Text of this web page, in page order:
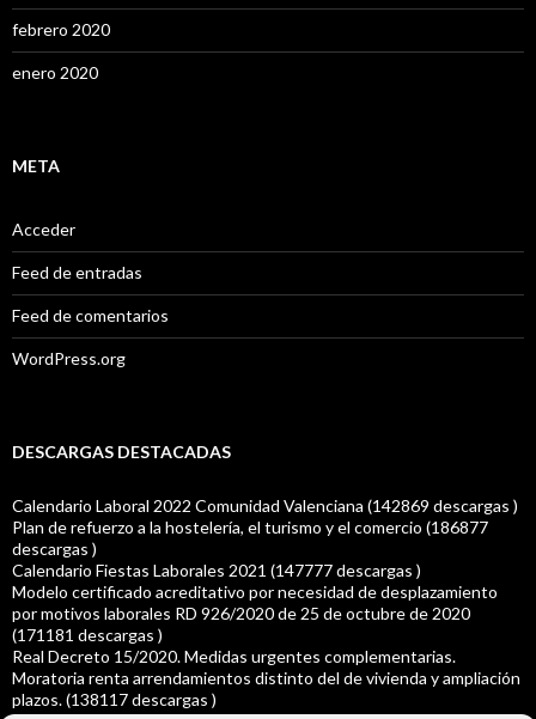
febrero 2020
enero 2020
META
Acceder
Feed de entradas
Feed de comentarios
WordPress.org
DESCARGAS DESTACADAS
Calendario Laboral 2022 Comunidad Valenciana (142869 descargas )
Plan de refuerzo a la hostelería, el turismo y el comercio (186877
descargas )
Calendario Fiestas Laborales 2021 (147777 descargas )
Modelo certificado acreditativo por necesidad de desplazamiento
por motivos laborales RD 926/2020 de 25 de octubre de 2020
(171181 descargas )
Real Decreto 15/2020. Medidas urgentes complementarias.
Moratoria renta arrendamientos distinto del de vivienda y ampliación
plazos. (138117 descargas )